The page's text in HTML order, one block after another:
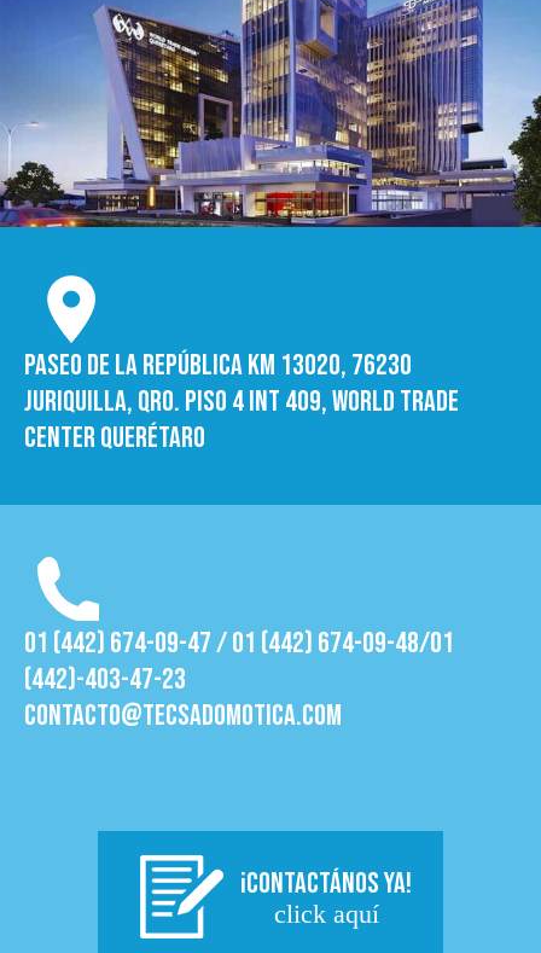
Paseo de la República Km 13020, 76230
Juriquilla, Qro. Piso 4 int 409, World trade
Center Querétaro
01 (442) 674-09-47 / 01 (442) 674-09-48/01
(442)-403-47-23
contacto@tecsadomotica.com
¡CONTACTÁNOS YA!
click aquí